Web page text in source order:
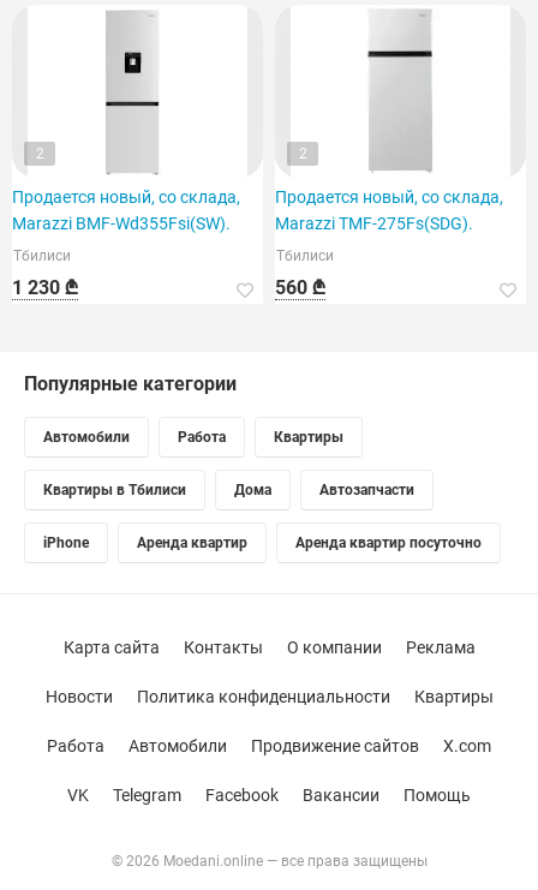
2
Продается новый, со склада,
Marazzi BMF-Wd355Fsi(SW).
Тбилиси
1 230 ₾
2
Продается новый, со склада,
Marazzi TMF-275Fs(SDG).
Тбилиси
560 ₾
Популярные категории
Автомобили Работа Квартиры
Квартиры в Тбилиси Дома Автозапчасти
iPhone Аренда квартир Аренда квартир посуточно
© 2026 Moedani.online — все права защищены
Карта сайта Контакты О компании Реклама
Новости Политика конфиденциальности Квартиры
Работа Автомобили Продвижение сайтов X.com
VK Telegram Facebook Вакансии Помощь